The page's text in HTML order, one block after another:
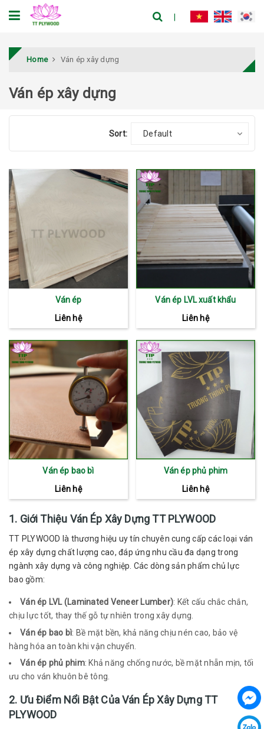
Home Ván ép xây dựng
Ván ép xây dựng
Sort: Default
Ván ép
Liên hệ
Ván ép LVL xuất khẩu
Liên hệ
Ván ép bao bì
Liên hệ
Ván ép phủ phim
Liên hệ
1. Giới Thiệu Ván Ép Xây Dựng TT PLYWOOD
TT PLYWOOD là thương hiệu uy tín chuyên cung cấp các loại ván
ép xây dựng chất lượng cao, đáp ứng nhu cầu đa dạng trong
ngành xây dựng và công nghiệp. Các dòng sản phẩm chủ lực
bao gồm:
Ván ép LVL (Laminated Veneer Lumber): Kết cấu chắc chắn,
chịu lực tốt, thay thế gỗ tự nhiên trong xây dựng.
Ván ép bao bì: Bề mặt bền, khả năng chịu nén cao, bảo vệ
hàng hóa an toàn khi vận chuyển.
Ván ép phủ phim: Khả năng chống nước, bề mặt nhẵn mịn, tối
ưu cho ván khuôn bê tông.
2. Ưu Điểm Nổi Bật Của Ván Ép Xây Dựng TT
PLYWOOD